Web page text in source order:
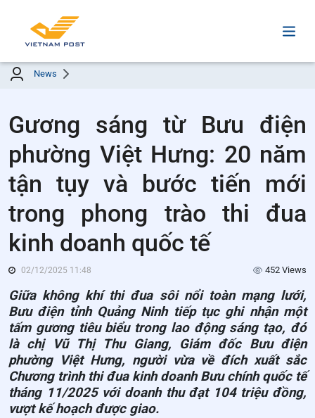
News
Gương sáng từ Bưu điện
phường Việt Hưng: 20 năm
tận tụy và bước tiến mới
trong phong trào thi đua
kinh doanh quốc tế
02/12/2025 11:48 452 Views
Giữa không khí thi đua sôi nổi toàn mạng lưới,
Bưu điện tỉnh Quảng Ninh tiếp tục ghi nhận một
tấm gương tiêu biểu trong lao động sáng tạo, đó
là chị Vũ Thị Thu Giang, Giám đốc Bưu điện
phường Việt Hưng, người vừa về đích xuất sắc
Chương trình thi đua kinh doanh Bưu chính quốc tế
tháng 11/2025 với doanh thu đạt 104 triệu đồng,
vượt kế hoạch được giao.